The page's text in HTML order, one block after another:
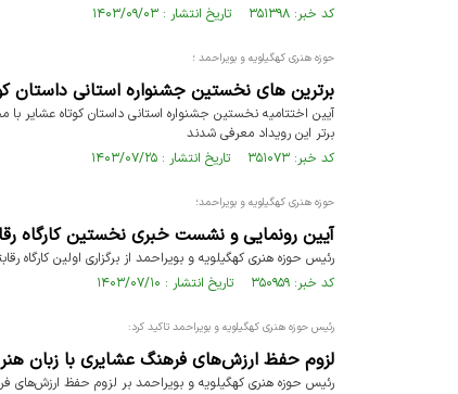
کد خبر: ۳۵۱۳۹۸ تاریخ انتشار : ۱۴۰۳/۰۹/۰۳
حوزه هنری کهگیلویه و بویراحمد ؛
برترین های نخستین جشنواره استانی داستان
آیین اختتامیه نخستین جشنواره استانی داستان کوتاه عشایر
برتر این رویداد معرفی شدند
کد خبر: ۳۵۱۰۷۳ تاریخ انتشار : ۱۴۰۳/۰۷/۲۵
حوزه هنری کهگیلویه و بویراحمد؛
آیین رونمایی و نشست خبری نخستین کارگاه
رئیس حوزه هنری کهگیلویه و بویراحمد از برگزاری اولین
کد خبر: ۳۵۰۹۵۹ تاریخ انتشار : ۱۴۰۳/۰۷/۱۰
رئیس حوزه هنری کهگیلویه و بویراحمد تاکید کرد:
لزوم حفظ ارزش‌های فرهنگ عشایری با زبان هنر
رئیس حوزه هنری کهگیلویه و بویراحمد بر لزوم حفظ ارزش‌های